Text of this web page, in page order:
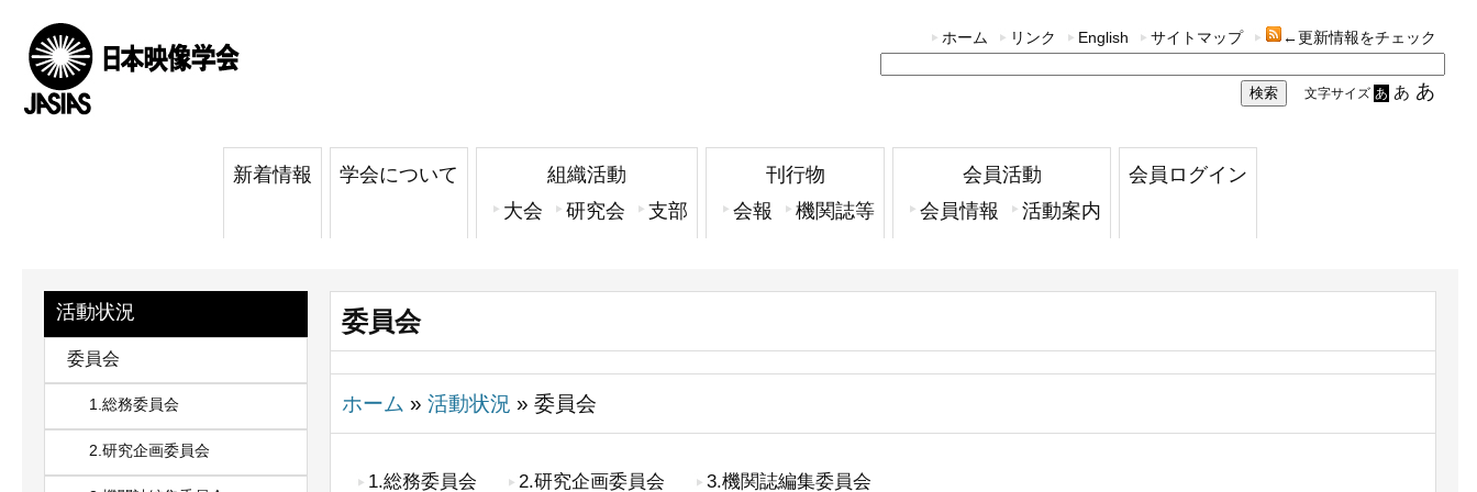
ホーム リンク English サイトマップ ←更新情報をチェック
文字サイズ あ あ あ
新着情報 学会について
組織活動
大会
研究会 支部
刊行物
会報
機関誌等
会員活動
会員情報
活動案内
会員ログイン
活動状況
委員会
1.総務委員会
2.研究企画委員会
委員会
ホーム » 活動状況 » 委員会
1.総務委員会 2.研究企画委員会 3.機関誌編集委員会